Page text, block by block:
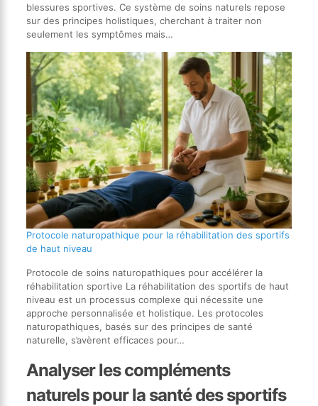
blessures sportives. Ce système de soins naturels repose
sur des principes holistiques, cherchant à traiter non
seulement les symptômes mais…
Protocole naturopathique pour la réhabilitation des sportifs
de haut niveau
Protocole de soins naturopathiques pour accélérer la
réhabilitation sportive La réhabilitation des sportifs de haut
niveau est un processus complexe qui nécessite une
approche personnalisée et holistique. Les protocoles
naturopathiques, basés sur des principes de santé
naturelle, s’avèrent efficaces pour…
Analyser les compléments
naturels pour la santé des sportifs